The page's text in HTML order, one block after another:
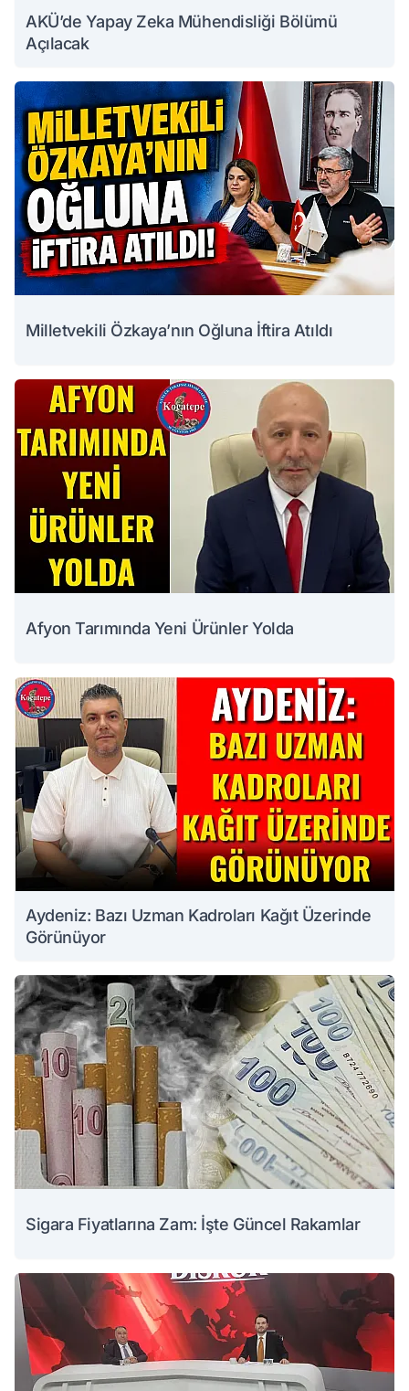
AKÜ’de Yapay Zeka Mühendisliği Bölümü
Açılacak
Milletvekili Özkaya’nın Oğluna İftira Atıldı
Afyon Tarımında Yeni Ürünler Yolda
Aydeniz: Bazı Uzman Kadroları Kağıt Üzerinde
Görünüyor
Sigara Fiyatlarına Zam: İşte Güncel Rakamlar